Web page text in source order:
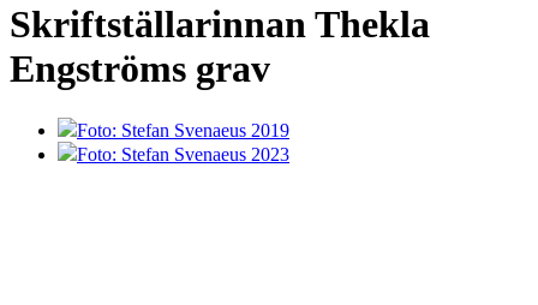
Skriftställarinnan Thekla
Engströms grav
Foto: Stefan Svenaeus 2019
Foto: Stefan Svenaeus 2023